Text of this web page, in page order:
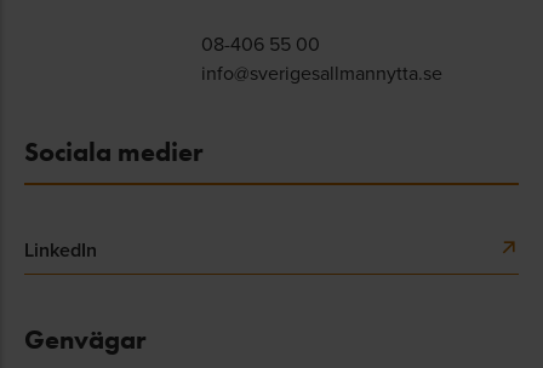
08-406 55 00
info@sverigesallmannytta.se
Sociala medier
LinkedIn
Genvägar